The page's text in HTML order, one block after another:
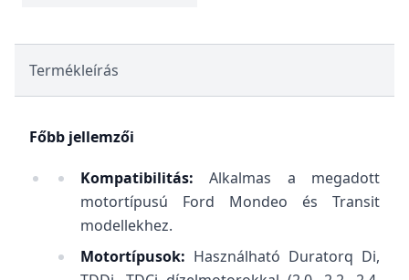
Termékleírás
Főbb jellemzői
Kompatibilitás: Alkalmas a megadott
motortípusú Ford Mondeo és Transit
modellekhez.
Motortípusok: Használható Duratorq Di,